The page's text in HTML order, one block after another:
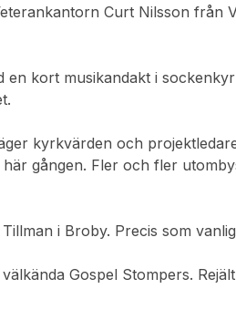
Curt Nilsson från
en kort musikandakt i
kyrkvärden och
gången. Fler och fler
i Broby. Precis som
Gospel Stompers. Rejält